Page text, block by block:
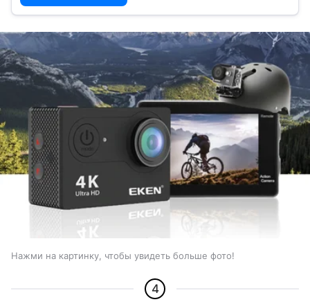
Нажми на картинку, чтобы увидеть больше фото!
4